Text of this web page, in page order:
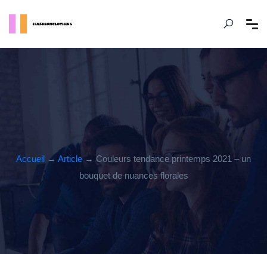
Accueil → Article → Couleurs tendance printemps 2021 – un
bouquet de nuances florales